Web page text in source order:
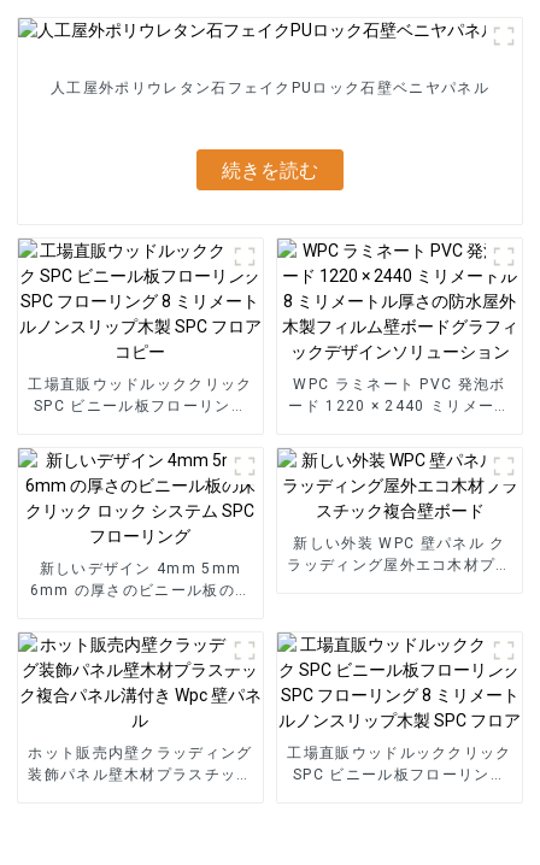
人工屋外ポリウレタン石フェイクPUロック石壁ベニヤパネル
続きを読む
工場直販ウッドルッククリック
SPC ビニール板フローリング
トルノンスリップ木製 SPC フ
ロアコピー
WPC ラミネート PVC 発泡ボ
ード 1220 × 2440 ミリメート
屋外木製フィルム壁ボードグラ
フィックデザインソリューショ
ン
新しいデザイン 4mm 5mm
6mm の厚さのビニール板の床
フローリング
新しい外装 WPC 壁パネル ク
ラッディング屋外エコ木材プラ
ホット販売内壁クラッディング
装飾パネル壁木材プラスチック
工場直販ウッドルッククリック
SPC ビニール板フローリング